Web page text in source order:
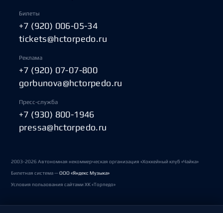
Билеты
+7 (920) 006-05-34
tickets@hctorpedo.ru
Реклама
+7 (920) 07-07-800
gorbunova@hctorpedo.ru
Пресс-служба
+7 (930) 800-1946
pressa@hctorpedo.ru
2003-2026 Автономная некоммерческая организация «Хоккейный клуб «Чайка»
Билетная система —ООО «Яндекс Музыка»
Условия пользования сайтами ХК «Торпедо»